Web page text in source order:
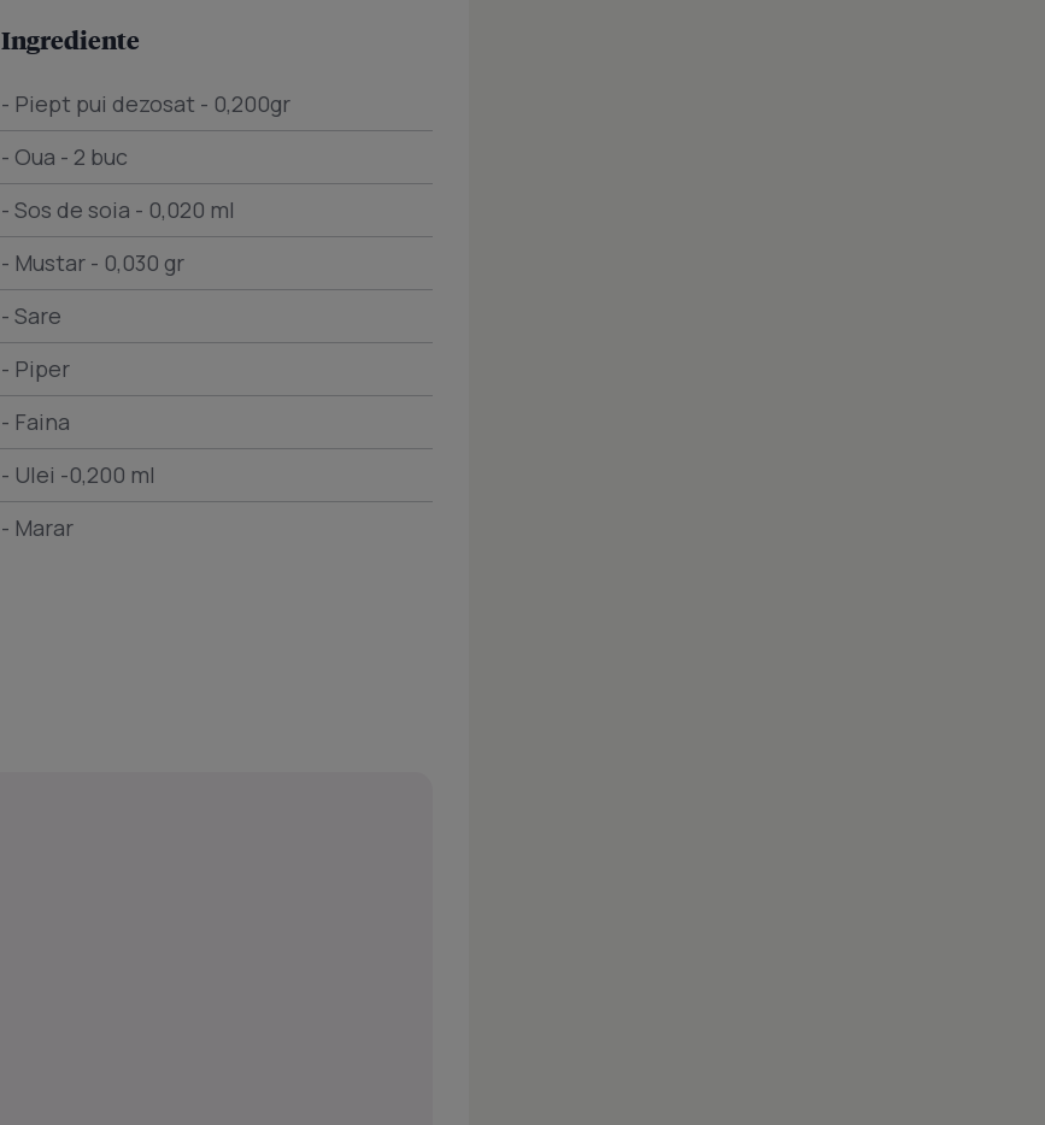
Ingrediente
- Piept pui dezosat - 0,200gr
- Oua - 2 buc
- Sos de soia - 0,020 ml
- Mustar - 0,030 gr
- Sare
- Piper
- Faina
- Ulei -0,200 ml
- Marar